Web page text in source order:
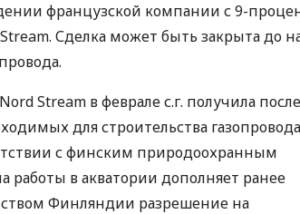
французской компании с 9-
Сделка может быть закрыта до
Stream в феврале с.г. получила
для строительства
с финским природоохранным
работы в акватории дополняет ранее
Финляндии разрешение на